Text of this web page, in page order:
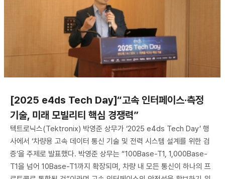
[2025 e4ds Tech Day]“고속 인터페이스·측정
기술, 미래 모빌리티 핵심 경쟁력”
텍트로닉스(Tektronix) 박영준 상무가 ‘2025 e4ds Tech Day’ 행
사에서 ‘차량용 고속 데이터 통신 기술 및 전력 시스템 설계를 위한 검
증’을 주제로 발표했다. 박영준 상무는 “100Base-T1, 1,000Base-
T1을 넘어 10Base-T1까지 확장되며, 차량 내 모든 통신이 하나의 프